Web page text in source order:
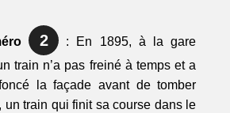
2
: En 1895, à la gare
train n’a pas freiné à temps et a
la façade avant de tomber
un train qui finit sa course dans le